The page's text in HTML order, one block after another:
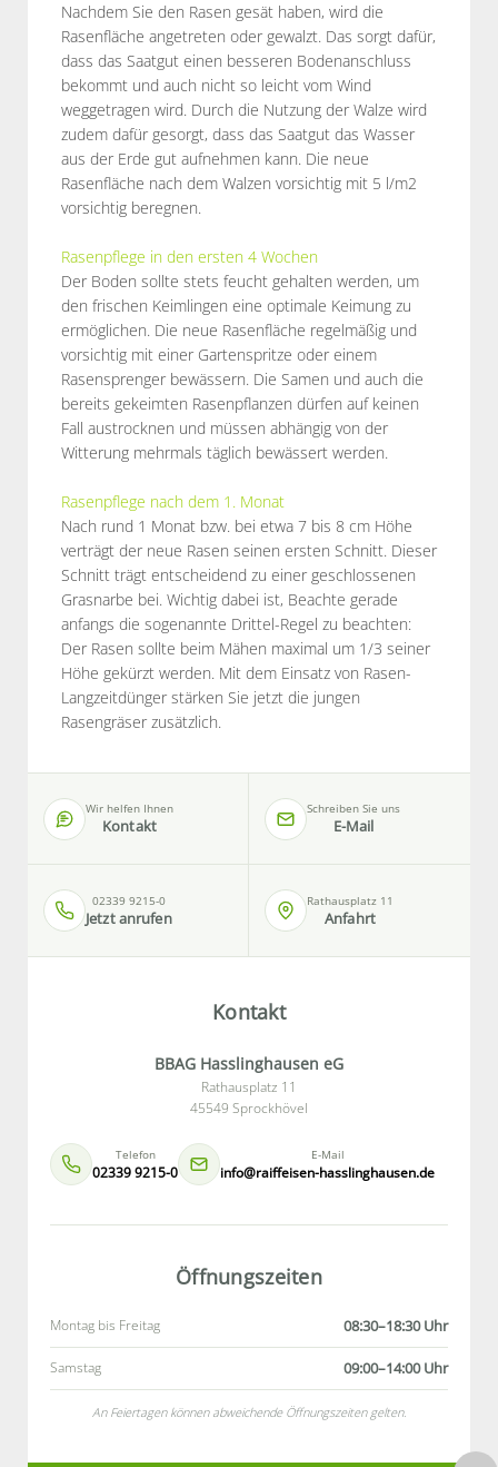
Nachdem Sie den Rasen gesät haben, wird die
Rasenfläche angetreten oder gewalzt. Das sorgt dafür,
dass das Saatgut einen besseren Bodenanschluss
bekommt und auch nicht so leicht vom Wind
weggetragen wird. Durch die Nutzung der Walze wird
zudem dafür gesorgt, dass das Saatgut das Wasser
aus der Erde gut aufnehmen kann. Die neue
Rasenfläche nach dem Walzen vorsichtig mit 5 l/m2
vorsichtig beregnen.
Rasenpflege in den ersten 4 Wochen
Der Boden sollte stets feucht gehalten werden, um
den frischen Keimlingen eine optimale Keimung zu
ermöglichen. Die neue Rasenfläche regelmäßig und
vorsichtig mit einer Gartenspritze oder einem
Rasensprenger bewässern. Die Samen und auch die
bereits gekeimten Rasenpflanzen dürfen auf keinen
Fall austrocknen und müssen abhängig von der
Witterung mehrmals täglich bewässert werden.
Rasenpflege nach dem 1. Monat
Nach rund 1 Monat bzw. bei etwa 7 bis 8 cm Höhe
verträgt der neue Rasen seinen ersten Schnitt. Dieser
Schnitt trägt entscheidend zu einer geschlossenen
Grasnarbe bei. Wichtig dabei ist, Beachte gerade
anfangs die sogenannte Drittel-Regel zu beachten:
Der Rasen sollte beim Mähen maximal um 1/3 seiner
Höhe gekürzt werden. Mit dem Einsatz von Rasen-
Langzeitdünger stärken Sie jetzt die jungen
Rasengräser zusätzlich.
Wir helfen Ihnen
Kontakt
Schreiben Sie uns
E-Mail
02339 9215-0
Jetzt anrufen
Rathausplatz 11
Anfahrt
Kontakt
BBAG Hasslinghausen eG
Rathausplatz 11
45549 Sprockhövel
Telefon
02339 9215-0
E-Mail
info@raiffeisen-hasslinghausen.de
Öffnungszeiten
Montag bis Freitag 08:30–18:30 Uhr
Samstag 09:00–14:00 Uhr
An Feiertagen können abweichende Öffnungszeiten gelten.